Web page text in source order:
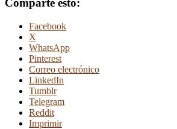
Comparte esto:
Facebook
X
WhatsApp
Pinterest
Correo electrónico
LinkedIn
Tumblr
Telegram
Reddit
Imprimir